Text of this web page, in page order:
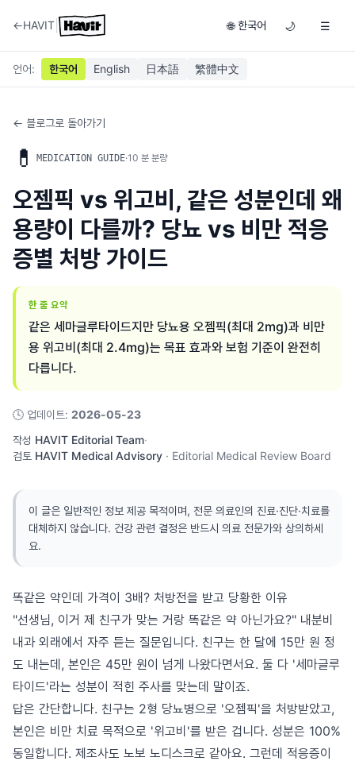
←HAVIT 🌐 한국어 🌙 ☰
언어: 한국어 English 日本語 繁體中文
← 블로그로 돌아가기
💊 MEDICATION GUIDE·10 분 분량
오젬픽 vs 위고비, 같은 성분인데 왜
용량이 다를까? 당뇨 vs 비만 적응
증별 처방 가이드
한 줄 요약
같은 세마글루타이드지만 당뇨용 오젬픽(최대 2mg)과 비만
용 위고비(최대 2.4mg)는 목표 효과와 보험 기준이 완전히
다릅니다.
🕓 업데이트: 2026-05-23
작성 HAVIT Editorial Team·
검토 HAVIT Medical Advisory · Editorial Medical Review Board
이 글은 일반적인 정보 제공 목적이며, 전문 의료인의 진료·진단·치료를
대체하지 않습니다. 건강 관련 결정은 반드시 의료 전문가와 상의하세
요.
똑같은 약인데 가격이 3배? 처방전을 받고 당황한 이유
"선생님, 이거 제 친구가 맞는 거랑 똑같은 약 아닌가요?" 내분비
내과 외래에서 자주 듣는 질문입니다. 친구는 한 달에 15만 원 정
도 내는데, 본인은 45만 원이 넘게 나왔다면서요. 둘 다 '세마글루
타이드'라는 성분이 적힌 주사를 맞는데 말이죠.
답은 간단합니다. 친구는 2형 당뇨병으로 '오젬픽'을 처방받았고,
본인은 비만 치료 목적으로 '위고비'를 받은 겁니다. 성분은 100%
동일합니다. 제조사도 노보 노디스크로 같아요. 그런데 적응증이